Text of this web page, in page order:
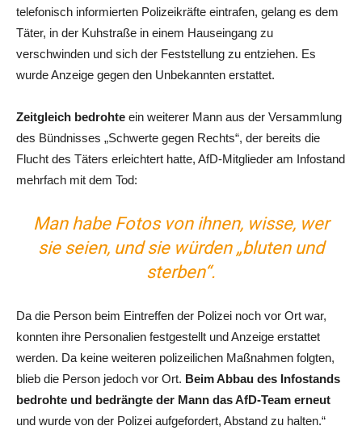
telefonisch informierten Polizeikräfte eintrafen, gelang es dem
Täter, in der Kuhstraße in einem Hauseingang zu
verschwinden und sich der Feststellung zu entziehen. Es
wurde Anzeige gegen den Unbekannten erstattet.
Zeitgleich bedrohte ein weiterer Mann aus der Versammlung
des Bündnisses „Schwerte gegen Rechts“, der bereits die
Flucht des Täters erleichtert hatte, AfD-Mitglieder am Infostand
mehrfach mit dem Tod:
Man habe Fotos von ihnen, wisse, wer
sie seien, und sie würden „bluten und
sterben“.
Da die Person beim Eintreffen der Polizei noch vor Ort war,
konnten ihre Personalien festgestellt und Anzeige erstattet
werden. Da keine weiteren polizeilichen Maßnahmen folgten,
blieb die Person jedoch vor Ort. Beim Abbau des Infostands
bedrohte und bedrängte der Mann das AfD-Team erneut
und wurde von der Polizei aufgefordert, Abstand zu halten.“